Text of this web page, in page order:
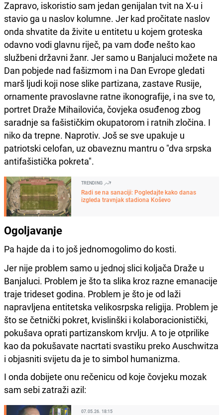
Zapravo, iskoristio sam jedan genijalan tvit na X-u i
stavio ga u naslov kolumne. Jer kad pročitate naslov
onda shvatite da živite u entitetu u kojem groteska
odavno vodi glavnu riječ, pa vam dođe nešto kao
službeni državni žanr. Jer samo u Banjaluci možete na
Dan pobjede nad fašizmom i na Dan Evrope gledati
marš ljudi koji nose slike partizana, zastave Rusije,
ornamente pravoslavne ratne ikonografije, i na sve to,
portret Draže Mihailovića, čovjeka osuđenog zbog
saradnje sa fašističkim okupatorom i ratnih zločina. I
niko da trepne. Naprotiv. Još se sve upakuje u
patriotski celofan, uz obaveznu mantru o "dva srpska
antifašistička pokreta".
TRENDING
Radi se na sanaciji: Pogledajte kako danas
izgleda travnjak stadiona Koševo
Ogoljavanje
Pa hajde da i to još jednomogolimo do kosti.
Jer nije problem samo u jednoj slici koljača Draže u
Banjaluci. Problem je što ta slika kroz razne emanacije
traje trideset godina. Problem je što je od laži
napravljena entitetska velikosrpska religija. Problem je
što se četnički pokret, kvislinški i kolaboracionistički,
pokušava oprati partizanskom krvlju. A to je otprilike
kao da pokušavate nacrtati svastiku preko Auschwitza
i objasniti svijetu da je to simbol humanizma.
I onda dobijete onu rečenicu od koje čovjeku mozak
sam sebi zatraži azil:
07.05.26. 18:15